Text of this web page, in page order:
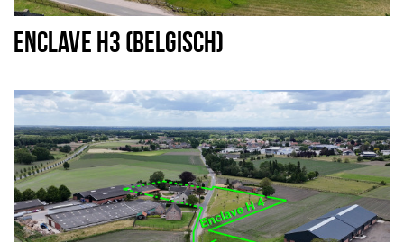
ENCLAVE H3 (BELGISCH)